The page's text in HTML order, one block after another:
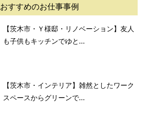
おすすめのお仕事事例
【茨木市・Ｙ様邸・リノベーション】友人
も子供もキッチンでゆと...
【茨木市・インテリア】雑然としたワーク
スペースからグリーンで...